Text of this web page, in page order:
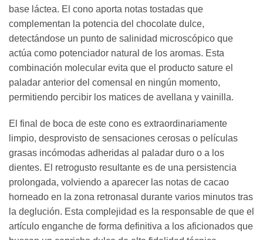
base láctea. El cono aporta notas tostadas que
complementan la potencia del chocolate dulce,
detectándose un punto de salinidad microscópico que
actúa como potenciador natural de los aromas. Esta
combinación molecular evita que el producto sature el
paladar anterior del comensal en ningún momento,
permitiendo percibir los matices de avellana y vainilla.
El final de boca de este cono es extraordinariamente
limpio, desprovisto de sensaciones cerosas o películas
grasas incómodas adheridas al paladar duro o a los
dientes. El retrogusto resultante es de una persistencia
prolongada, volviendo a aparecer las notas de cacao
horneado en la zona retronasal durante varios minutos tras
la deglución. Esta complejidad es la responsable de que el
artículo enganche de forma definitiva a los aficionados que